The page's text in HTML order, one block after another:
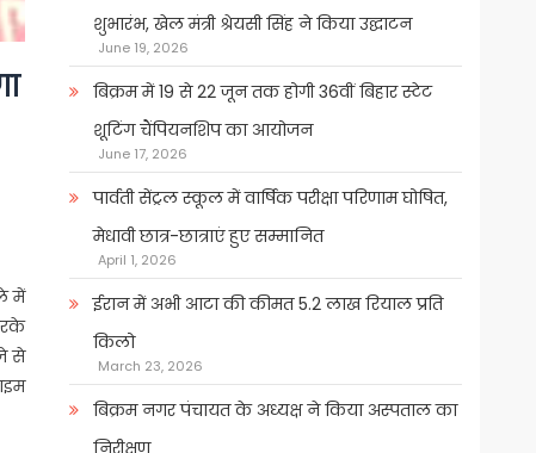
में
से
शुभारंभ, खेल मंत्री श्रेयसी सिंह ने किया उद्घाटन
June 19, 2026
बिक्रम में 19 से 22 जून तक होगी 36वीं बिहार स्टेट
शूटिंग चैंपियनशिप का आयोजन
June 17, 2026
पार्वती सेंट्रल स्कूल में वार्षिक परीक्षा परिणाम घोषित,
मेधावी छात्र-छात्राएं हुए सम्मानित
April 1, 2026
ईरान में अभी आटा की कीमत 5.2 लाख रियाल प्रति
किलो
March 23, 2026
बिक्रम नगर पंचायत के अध्यक्ष ने किया अस्पताल का